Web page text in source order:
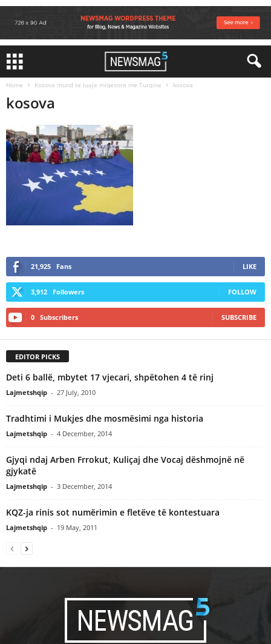
Home Kosova mund te luaje miqesore me Turqine kosova
kosova
21,925 Fans LIKE
3,912 Followers FOLLOW
0 Subscribers SUBSCRIBE
EDITOR PICKS
Deti 6 ballë, mbytet 17 vjecari, shpëtohen 4 të rinj
Lajmetshqip - 27 July, 2010
Tradhtimi i Mukjes dhe mosmësimi nga historia
Lajmetshqip - 4 December, 2014
Gjyqi ndaj Arben Frrokut, Kuliçaj dhe Vocaj dëshmojnë në
gjykatë
Lajmetshqip - 3 December, 2014
KQZ-ja rinis sot numërimin e fletëve të kontestuara
Lajmetshqip - 19 May, 2011